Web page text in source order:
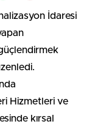
İdaresi
Hizmetleri ve
kırsal